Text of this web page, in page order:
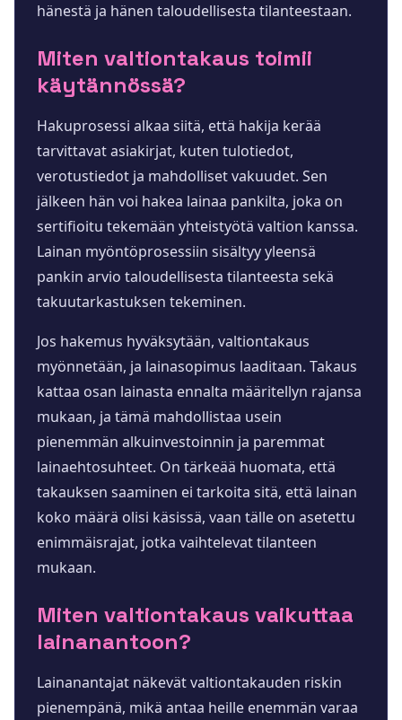
hänestä ja hänen taloudellisesta tilanteestaan.
Miten valtiontakaus toimii
käytännössä?
Hakuprosessi alkaa siitä, että hakija kerää
tarvittavat asiakirjat, kuten tulotiedot,
verotustiedot ja mahdolliset vakuudet. Sen
jälkeen hän voi hakea lainaa pankilta, joka on
sertifioitu tekemään yhteistyötä valtion kanssa.
Lainan myöntöprosessiin sisältyy yleensä
pankin arvio taloudellisesta tilanteesta sekä
takuutarkastuksen tekeminen.
Jos hakemus hyväksytään, valtiontakaus
myönnetään, ja lainasopimus laaditaan. Takaus
kattaa osan lainasta ennalta määritellyn rajansa
mukaan, ja tämä mahdollistaa usein
pienemmän alkuinvestoinnin ja paremmat
lainaehtosuhteet. On tärkeää huomata, että
takauksen saaminen ei tarkoita sitä, että lainan
koko määrä olisi käsissä, vaan tälle on asetettu
enimmäisrajat, jotka vaihtelevat tilanteen
mukaan.
Miten valtiontakaus vaikuttaa
lainanantoon?
Lainanantajat näkevät valtiontakauden riskin
pienempänä, mikä antaa heille enemmän varaa